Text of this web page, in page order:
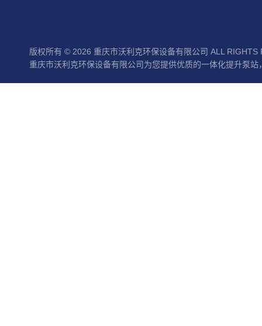
版权所有 © 2026 重庆市沃利克环保设备有限公司 ALL RIGHTS
重庆市沃利克环保设备有限公司为您提供优质的一体化提升泵站